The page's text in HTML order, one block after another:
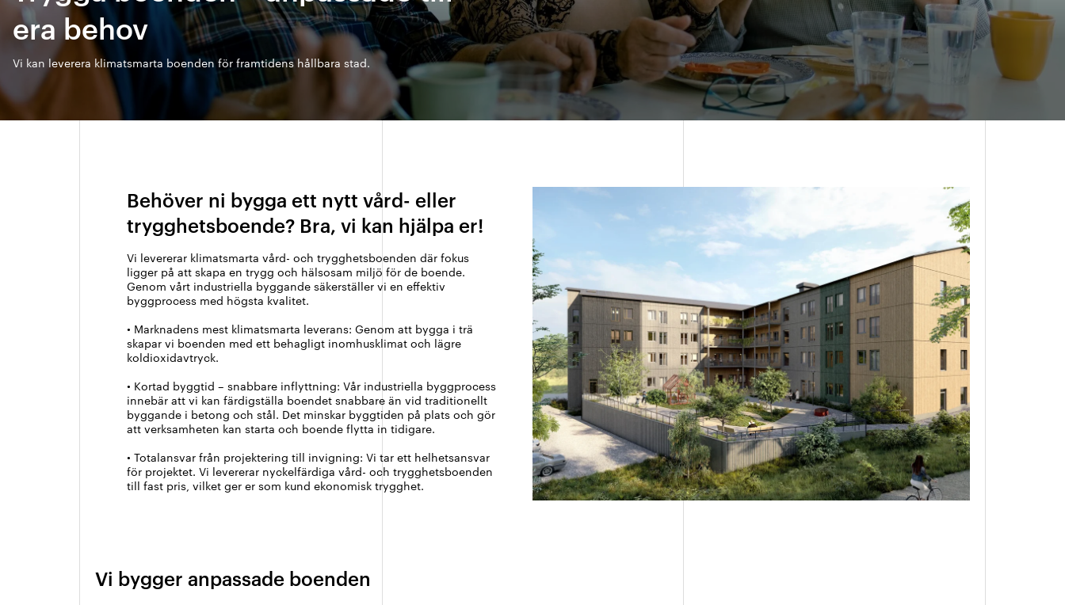
Arkitektmanual
Grönare option
era behov
Vi kan leverera klimatsmarta boenden för framtidens hållbara stad.
Behöver ni bygga ett nytt vård- eller
trygghetsboende? Bra, vi kan hjälpa er!
Vi levererar klimatsmarta vård- och trygghetsboenden där fokus
ligger på att skapa en trygg och hälsosam miljö för de boende.
Genom vårt industriella byggande säkerställer vi en effektiv
byggprocess med högsta kvalitet.
• Marknadens mest klimatsmarta leverans: Genom att bygga i trä
skapar vi boenden med ett behagligt inomhusklimat och lägre
koldioxidavtryck.
• Kortad byggtid – snabbare inflyttning: Vår industriella byggprocess
innebär att vi kan färdigställa boendet snabbare än vid traditionellt
byggande i betong och stål. Det minskar byggtiden på plats och gör
att verksamheten kan starta och boende flytta in tidigare.
• Totalansvar från projektering till invigning: Vi tar ett helhetsansvar
för projektet. Vi levererar nyckelfärdiga vård- och trygghetsboenden
till fast pris, vilket ger er som kund ekonomisk trygghet.
Vi bygger anpassade boenden